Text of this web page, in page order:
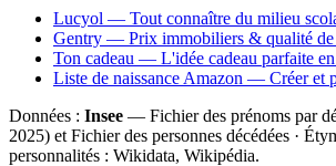
Lucyol — Tout connaître du milieu
Gentry — Prix immobiliers & qualité
Ton cadeau — L'idée cadeau parfaite
Liste de naissance Amazon — Créer et
Données : Insee — Fichier des prénoms par
2025) et Fichier des personnes décédées ·
personnalités : Wikidata, Wikipédia.